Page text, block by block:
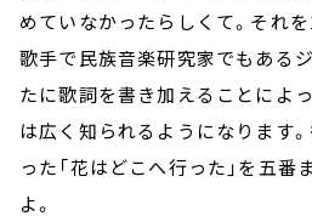
めていなかったらしくて。それ
歌手で民族音楽研究家でもある
たに歌詞を書き加えることによっ
は広く知られるようになります
った「花はどこへ行った」を五
よ。